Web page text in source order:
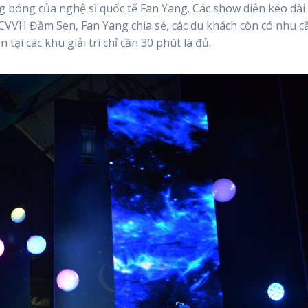
của nghệ sĩ quốc tế Fan Yang. Các show diễn kéo dài
Đầm Sen, Fan Yang chia sẻ, các du khách còn có nhu
tại các khu giải trí chỉ cần 30 phút là đủ.